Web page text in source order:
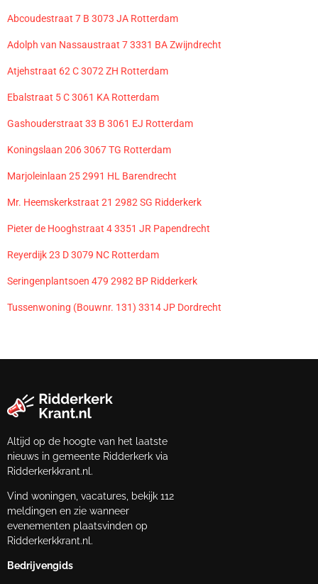
Abcoudestraat 7 B 3073 JA Rotterdam
Adolph van Nassaustraat 7 3331 BA Zwijndrecht
Atjehstraat 62 C 3072 ZH Rotterdam
Ebalstraat 5 C 3061 KA Rotterdam
Gashouderstraat 33 B 3061 EJ Rotterdam
Koningslaan 206 3067 TG Rotterdam
Marjoleinlaan 25 2991 HL Barendrecht
Mr. Heemskerkstraat 21 2982 SG Ridderkerk
Pieter de Hooghstraat 4 3351 JR Papendrecht
Reyerdijk 23 D 3079 NC Rotterdam
Seringenplantsoen 479 2982 BP Ridderkerk
Tussenwoning (Bouwnr. 131) 3314 JP Dordrecht
Altijd op de hoogte van het laatste
nieuws in gemeente Ridderkerk via
Ridderkerkkrant.nl.
Vind woningen, vacatures, bekijk 112
meldingen en zie wanneer
evenementen plaatsvinden op
Ridderkerkkrant.nl.
Bedrijvengids